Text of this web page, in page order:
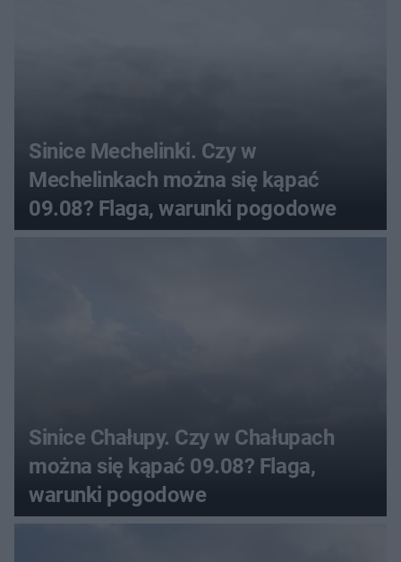
Sinice Mechelinki. Czy w
Mechelinkach można się kąpać
09.08? Flaga, warunki pogodowe
Sinice Chałupy. Czy w Chałupach
można się kąpać 09.08? Flaga,
warunki pogodowe